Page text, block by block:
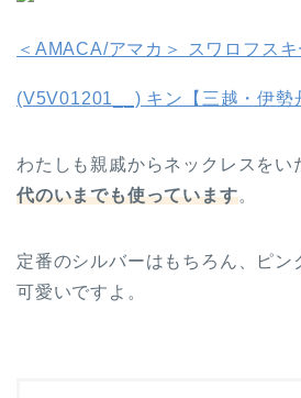
＜AMACA/アマカ＞ スワロフス
(V5V01201__) キン【三越・伊勢
わたしも親戚からネックレスをい
代のいまでも使っています。
定番のシルバーはもちろん、ピン
可愛いですよ。